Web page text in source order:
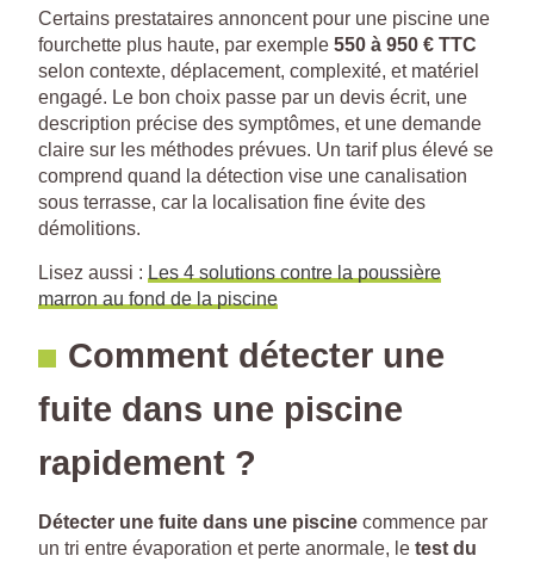
Certains prestataires annoncent pour une piscine une
fourchette plus haute, par exemple 550 à 950 € TTC
selon contexte, déplacement, complexité, et matériel
engagé. Le bon choix passe par un devis écrit, une
description précise des symptômes, et une demande
claire sur les méthodes prévues. Un tarif plus élevé se
comprend quand la détection vise une canalisation
sous terrasse, car la localisation fine évite des
démolitions.
Lisez aussi : Les 4 solutions contre la poussière
marron au fond de la piscine
Comment détecter une
fuite dans une piscine
rapidement ?
Détecter une fuite dans une piscine commence par
un tri entre évaporation et perte anormale, le test du